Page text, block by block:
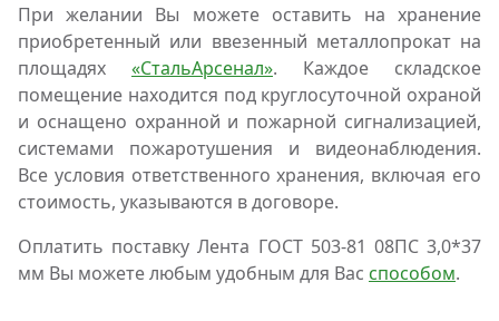
При желании Вы можете оставить на хранение
приобретенный или ввезенный металлопрокат на
площадях «СтальАрсенал». Каждое складское
помещение находится под круглосуточной охраной
и оснащено охранной и пожарной сигнализацией,
системами пожаротушения и видеонаблюдения.
Все условия ответственного хранения, включая его
стоимость, указываются в договоре.
Оплатить поставку Лента ГОСТ 503-81 08ПС 3,0*37
мм Вы можете любым удобным для Вас способом.